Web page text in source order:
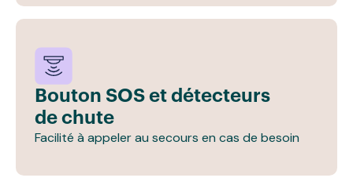
Bouton SOS et détecteurs
de chute
Facilité à appeler au secours en cas de besoin